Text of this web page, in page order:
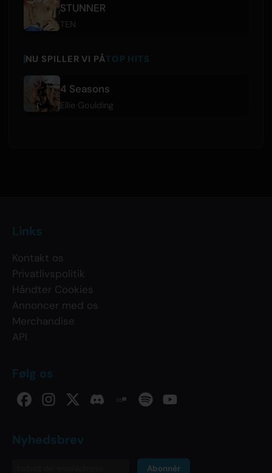
STUNNER
TEN
NU SPILLER VI PÅTOP HITS
4 Seasons
Ellie Goulding
Links
Kontakt os
Privatlivspolitik
Håndter Cookies
Annoncer med os
Merchandise
API
Følg os
Nyhedsbrev
Abonnér